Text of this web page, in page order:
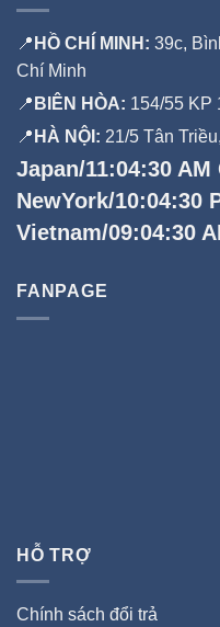
📍 HỒ CHÍ MINH: 39c,
Chí Minh
📍 BIÊN HÒA: 154/55 KP
📍 HÀ NỘI: 21/5 Tân
Japan/11:04:31 AM
NewYork/10:04:31
Vietnam/09:04:31
FANPAGE
HỖ TRỢ
Chính sách đổi trả